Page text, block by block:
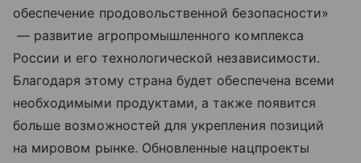
обеспечение продовольственной безопасности»
— развитие агропромышленного комплекса
России и его технологической независимости.
Благодаря этому страна будет обеспечена всеми
необходимыми продуктами, а также появится
больше возможностей для укрепления позиций
на мировом рынке. Обновленные нацпроекты